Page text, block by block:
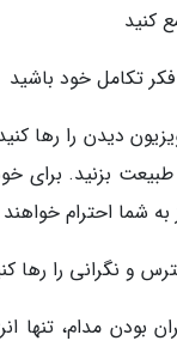
کنید
تکامل خود باشید
دیدن را رها
طبیعت بزنید. برای
به شما احترام
و نگرانی را رها
بودن مدام، تنها